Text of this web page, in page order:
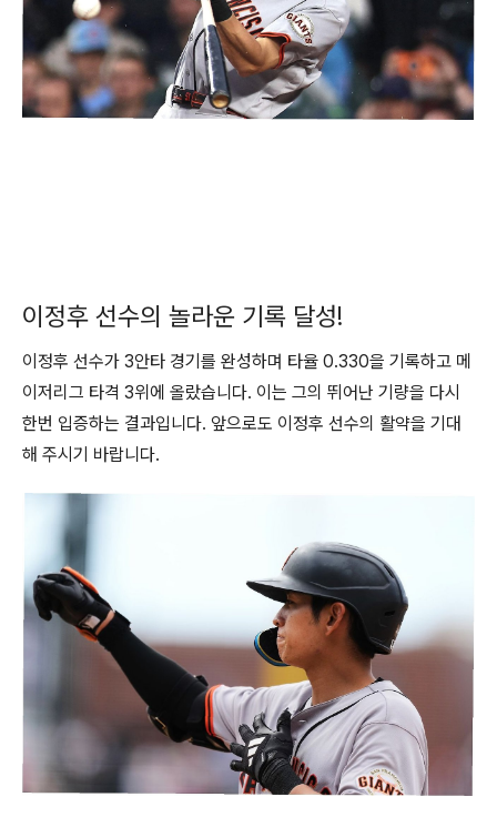
이정후 선수의 놀라운 기록 달성!
이정후 선수가 3안타 경기를 완성하며 타율 0.330을 기록하고 메
이저리그 타격 3위에 올랐습니다. 이는 그의 뛰어난 기량을 다시
한번 입증하는 결과입니다. 앞으로도 이정후 선수의 활약을 기대
해 주시기 바랍니다.